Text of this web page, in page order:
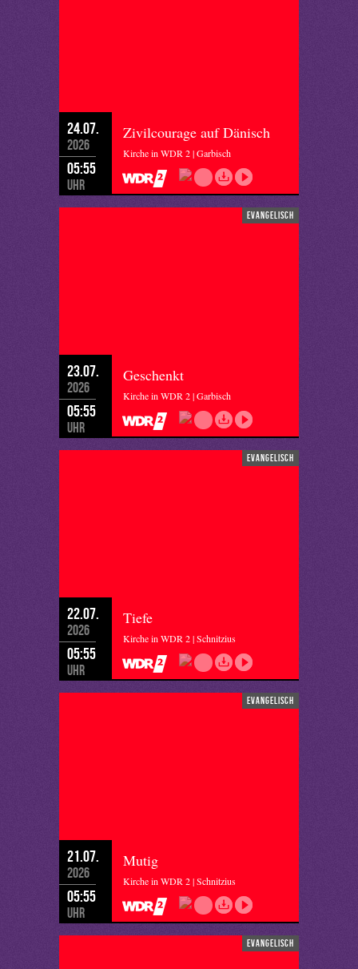
24.07.
2026
05:55
Uhr
Zivilcourage auf Dänisch
Kirche in WDR 2 | Garbisch
evangelisch
23.07.
2026
05:55
Uhr
Geschenkt
Kirche in WDR 2 | Garbisch
evangelisch
22.07.
2026
05:55
Uhr
Tiefe
Kirche in WDR 2 | Schnitzius
evangelisch
21.07.
2026
05:55
Uhr
Mutig
Kirche in WDR 2 | Schnitzius
evangelisch